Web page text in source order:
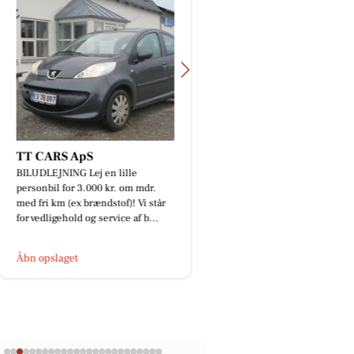
TT CARS ApS
BILUDLEJNING Lej en lille
personbil for 3.000 kr. om mdr.
med fri km (ex brændstof)! Vi står
for vedligehold og service af b...
Åbn opslaget